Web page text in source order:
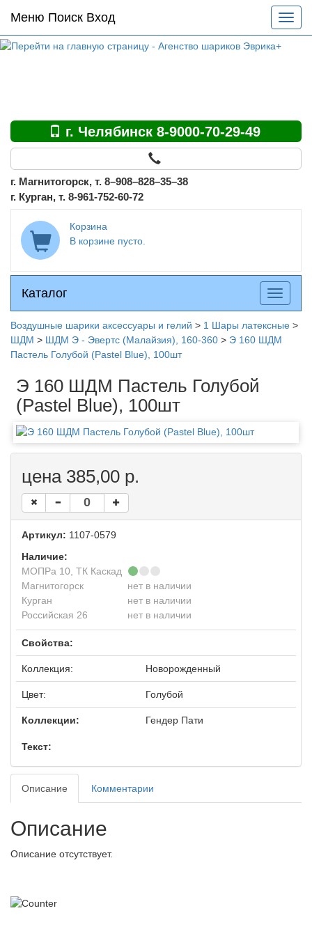
Основное
меню
по
Меню Поиск Вход
меню
г. Челябинск 8-9000-70-29-49
г. Магнитогорск, т. 8–908–828–35–38
г. Курган, т. 8-961-752-60-72
Корзина
В корзине пусто.
Каталог
Каталог
меню
Воздушные шарики аксессуары и гелий > 1 Шары латексные >
ШДМ > ШДМ Э - Эвертс (Малайзия), 160-360 > Э 160 ШДМ
Пастель Голубой (Pastel Blue), 100шт
Э 160 ШДМ Пастель Голубой
(Pastel Blue), 100шт
цена 385,00 р.
Артикул: 1107-0579
Наличие:
МОПРа 10, ТК Каскад
Магнитогорск
нет в наличии
Курган
нет в наличии
Российская 26
нет в наличии
Свойства:
Коллекция: Новорожденный
Цвет: Голубой
Коллекции: Гендер Пати
Текст:
Описание Комментарии
Описание
Описание отсутствует.